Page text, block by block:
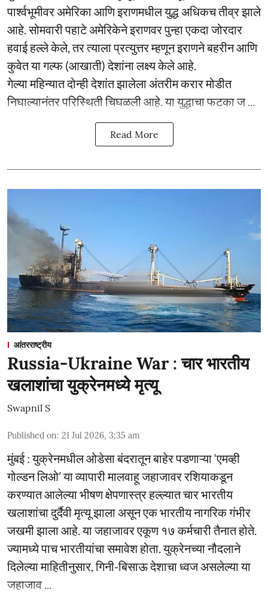
पार्श्वभूमीवर अमेरिका आणि इराणमधील युद्ध अधिकच तीव्र झाले
आहे. सोमवारी पहाटे अमेरिकेने इराणवर पुन्हा एकदा जोरदार
हवाई हल्ले केले, तर त्याला प्रत्युत्तर म्हणून इराणने बहरीन आणि
कुवेत या गल्फ (आखाती) देशांना लक्ष्य केले आहे.
गेल्या महिन्यात दोन्ही देशांत झालेला अंतरीम करार मोडीत
निघाल्यानंतर परिस्थिती चिघळली आहे. या युद्धाचा फटका ज ...
Read More
आंतरराष्ट्रीय
Russia-Ukraine War : चार भारतीय
खलाशांचा युक्रेनमध्ये मृत्यू
Swapnil S
Published on: 21 Jul 2026, 3:35 am
मुंबई : युक्रेनमधील ओडेसा बंदरातून बाहेर पडणाऱ्या ‘एमव्ही
गोल्डन लिओ’ या व्यापारी मालवाहू जहाजावर रशियाकडून
करण्यात आलेल्या भीषण क्षेपणास्त्र हल्ल्यात चार भारतीय
खलाशांचा दुर्दैवी मृत्यू झाला असून एक भारतीय नागरिक गंभीर
जखमी झाला आहे. या जहाजावर एकूण १७ कर्मचारी तैनात होते.
ज्यामध्ये पाच भारतीयांचा समावेश होता. युक्रेनच्या नौदलाने
दिलेल्या माहितीनुसार, गिनी-बिसाऊ देशाचा ध्वज असलेल्या या
जहाजाव ...